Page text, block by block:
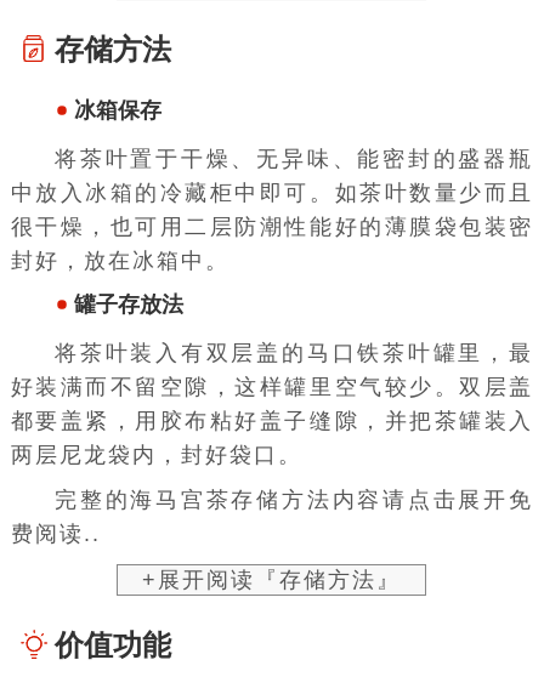
存储方法
冰箱保存
将茶叶置于干燥、无异味、能密封的盛器瓶
中放入冰箱的冷藏柜中即可。如茶叶数量少而且
很干燥，也可用二层防潮性能好的薄膜袋包装密
封好，放在冰箱中。
罐子存放法
将茶叶装入有双层盖的 马口铁茶叶罐 里，最
好装满而不留空隙，这样罐里空气较少。双层盖
都要盖紧，用胶布粘好盖子缝隙，并把茶罐装入
两层尼龙袋内，封好袋口。
完整的海马宫茶存储方法内容请点击展开免
费阅读..
+展开阅读『存储方法』
价值功能